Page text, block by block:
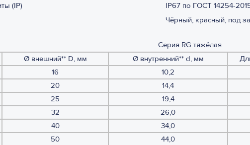
(IP)
IP67 по ГОСТ 14254-
Чёрный, красный, под
Серия RG тяжёлая
Ø внешний** D, мм Ø внутренний** d, мм
16 10,2
20 14,4
25 19,4
32 26,0
40 34,0
50 44,0